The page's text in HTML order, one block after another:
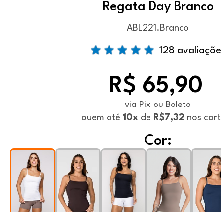
Regata Day Branco
ABL221.Branco
128
R$ 65,90
via Pix ou Boleto
ouem até 10xde R$7,32 nos
Cor: